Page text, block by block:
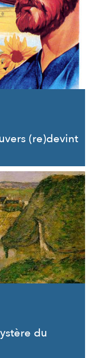
(re)devint
du